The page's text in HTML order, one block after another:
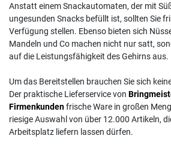
Anstatt einem Snackautomaten, der mit
ungesunden Snacks befüllt ist, sollten Sie
Verfügung stellen. Ebenso bieten sich
Mandeln und Co machen nicht nur satt,
auf die Leistungsfähigkeit des Gehirns aus.
Um das Bereitstellen brauchen Sie sich
Der praktische Lieferservice von
Firmenkundenfrische Ware in großen
riesige Auswahl von über 12.000 Artikeln,
Arbeitsplatz liefern lassen dürfen.